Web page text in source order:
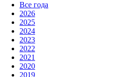
Все года
2026
2025
2024
2023
2022
2021
2020
2019